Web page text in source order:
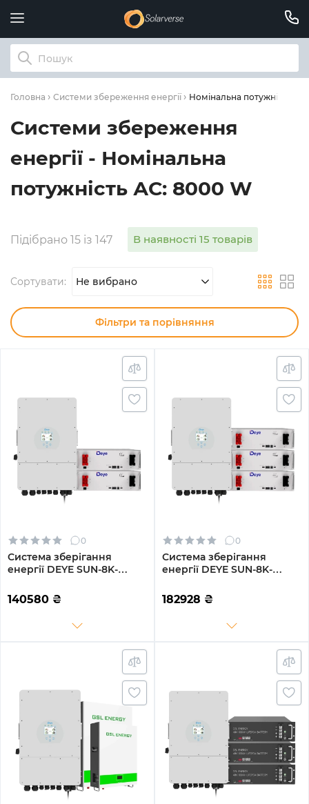
Головна Системи збереження енергії Номінальна потужність
Системи збереження
енергії - Номінальна
потужність АС: 8000 W
Підібрано 15 із 147 В наявності 15 товарів
Сортувати: Не вибрано
Фільтри та порівняння
0
Система зберігання
енергії DEYE SUN-8K-
8000W 10.24kh 2BAT
LiFePO4 6000 циклів
140580 ₴
0
Система зберігання
енергії DEYE SUN-8K-
8000W 15.36kh 3BAT
LiFePO4 6000 циклів
182928 ₴